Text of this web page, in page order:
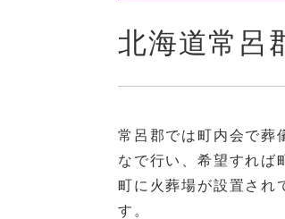
北海道常呂
常呂郡では町内会で葬
なで行い、希望すれば
町に火葬場が設置され
す。